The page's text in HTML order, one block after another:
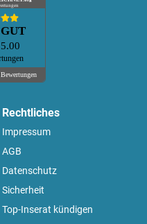
Rechtliches
Impressum
AGB
Datenschutz
Sicherheit
Top-Inserat kündigen